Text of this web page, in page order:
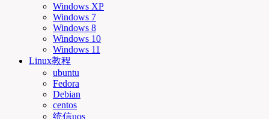
Windows XP
Windows 7
Windows 8
Windows 10
Windows 11
Linux教程
ubuntu
Fedora
Debian
centos
统信uos